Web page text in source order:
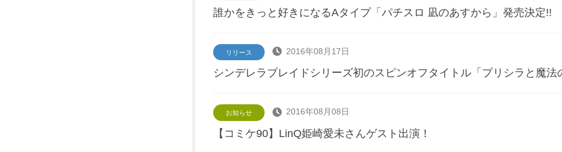
誰かをきっと好きになるAタイプ「パチスロ 凪のあすから」発売決定!!
リリース 2016年08月17日
シンデレラブレイドシリーズ初のスピンオフタイトル「プリシラと魔法
お知らせ 2016年08月08日
【コミケ90】LinQ姫崎愛未さんゲスト出演！